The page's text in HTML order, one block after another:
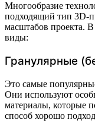
Многообразие
подходящий тип 3D-
масштабов проекта. В
виды:
Гранулярные
Это самые
Они используют
материалы, которые
способ хорошо